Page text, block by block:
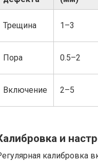
Трещина 1–3
Пора 0.5–2
Включение 2–5
и
калибровка